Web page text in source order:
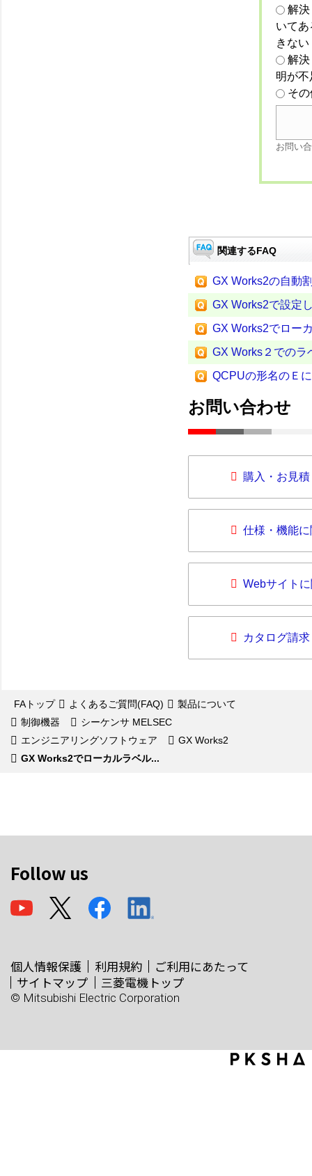
解
いて
きない
解
明が
そ
お問い
関連するFAQ
GX Works2の自動
GX Works2で設定
GX Works2でロー
GX Works２でのラ
QCPUの形名のＥ
お問い合わせ
購入・お見
仕様・機能
Webサイト
カタログ請求
FAトップ よくあるご質問(FAQ)
製品について
制御機器
シーケンサ MELSEC
エンジニアリングソフトウェア
GX Works2
GX Works2でローカルラベル...
Follow us
個人情報保護 利用規約
ご利用にあたって
サイトマップ
三菱電機トップ
© Mitsubishi Electric Corporation